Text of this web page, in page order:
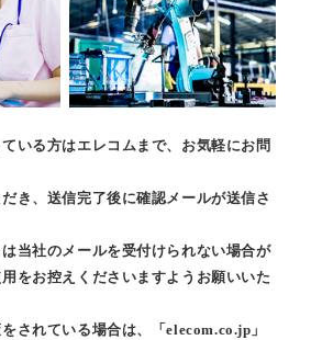
いる方はエレコムまで、お気軽にお問
き、送信完了後に確認メールが送信さ
当社のメールを受付けられない場合が
をお控えくださいますようお願いいた
されている場合は、「elecom.co.jp」